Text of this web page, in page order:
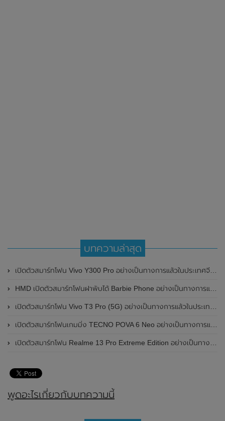
บทความล่าสุด
เปิดตัวสมาร์ทโฟน Vivo Y300 Pro อย่างเป็นทางการแล้วในประเทศจีน มาพร้อมดีไซน์พรีเมี่ยม ทนทาน และแบตเตอรี่สุดอึดขนาดใหญ่ 6,500mAh พร้อมรองรับการชาร์จไว 80W
HMD เปิดตัวสมาร์ทโฟนฝาพับได้ Barbie Phone อย่างเป็นทางการแล้ว มาพร้อมธีมสีชมพูสดใส
เปิดตัวสมาร์ทโฟน Vivo T3 Pro (5G) อย่างเป็นทางการแล้วในประเทศอินเดีย
เปิดตัวสมาร์ทโฟนเกมมิ่ง TECNO POVA 6 Neo อย่างเป็นทางการแล้วในประเทศไทย ในราคา 8,499 บาท
เปิดตัวสมาร์ทโฟน Realme 13 Pro Extreme Edition อย่างเป็นทางการแล้วในประเทศจีน
พูดอะไรเกี่ยวกับบทความนี้